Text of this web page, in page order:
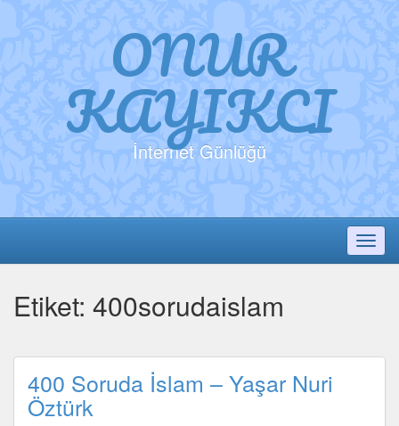
ONUR
KAYIKCI
İnternet Günlüğü
Etiket: 400sorudaislam
400 Soruda İslam – Yaşar Nuri
Öztürk